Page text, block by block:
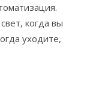
когда вы
уходите,